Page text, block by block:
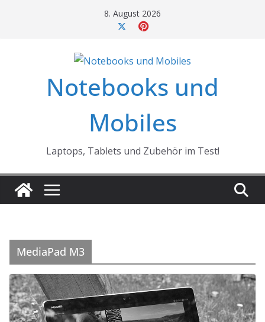
8. August 2026
Notebooks und
Mobiles
Laptops, Tablets und Zubehör im Test!
MediaPad M3